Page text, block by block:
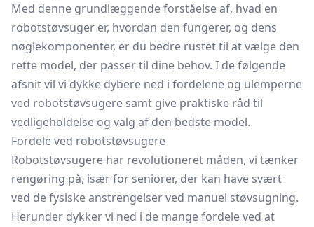
Med denne grundlæggende forståelse af, hvad en
robotstøvsuger er, hvordan den fungerer, og dens
nøglekomponenter, er du bedre rustet til at vælge den
rette model, der passer til dine behov. I de følgende
afsnit vil vi dykke dybere ned i fordelene og ulemperne
ved robotstøvsugere samt give praktiske råd til
vedligeholdelse og valg af den bedste model.
Fordele ved robotstøvsugere
Robotstøvsugere har revolutioneret måden, vi tænker
rengøring på, især for seniorer, der kan have svært
ved de fysiske anstrengelser ved manuel støvsugning.
Herunder dykker vi ned i de mange fordele ved at